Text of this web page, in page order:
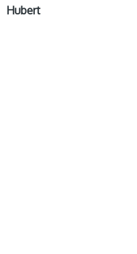
Hubert